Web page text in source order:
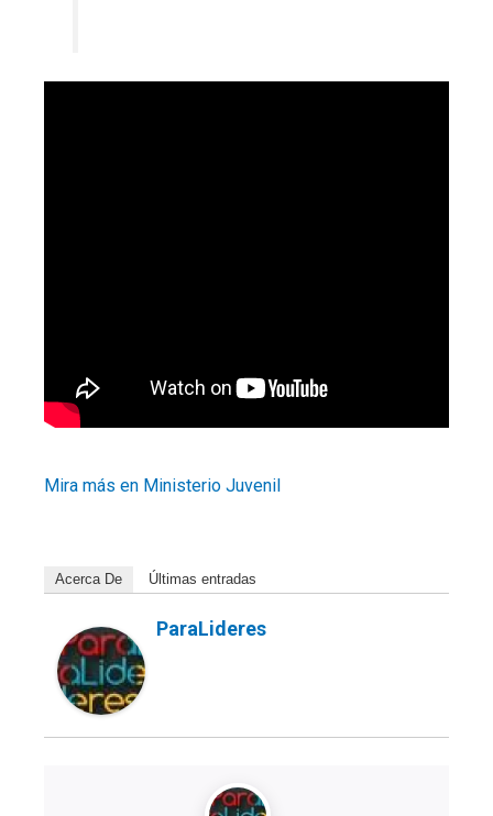
Mira más en Ministerio Juvenil
Acerca De Últimas entradas
ParaLideres